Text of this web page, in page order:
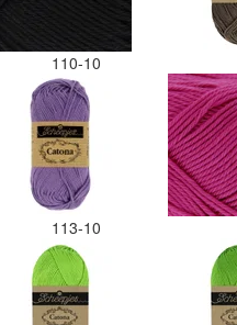
110-10
113-10